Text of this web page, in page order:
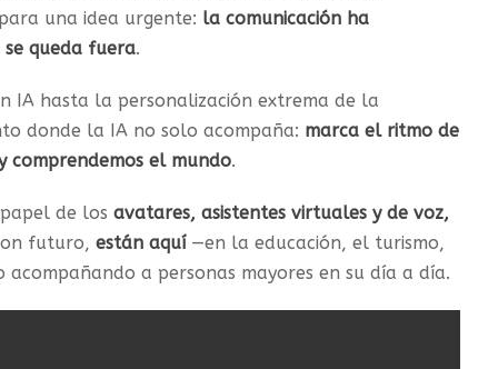
una idea urgente: la comunicación ha
se queda fuera.
IA hasta la personalización extrema de la
donde la IA no solo acompaña: marca el ritmo de
comprendemos el mundo.
de los avatares, asistentes virtuales y de voz,
futuro, están aquí—en la educación, el turismo,
a personas mayores en su día a día.